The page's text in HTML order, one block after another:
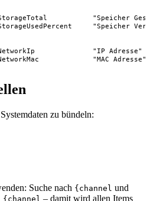
"Speicher
"Speicher
"IP Adresse"
"MAC
zu bündeln:
Suche nach {channel und
– damit wird allen Items